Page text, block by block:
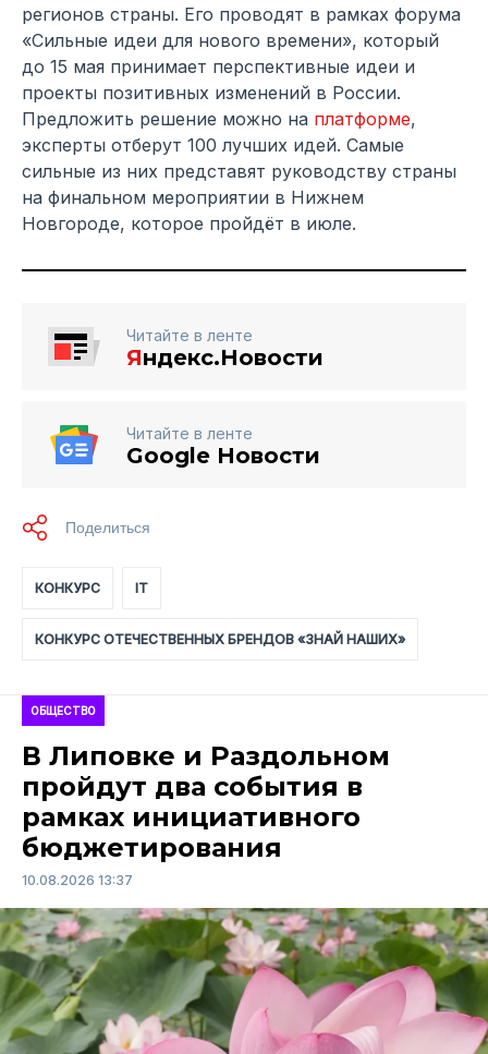
регионов страны. Его проводят в рамках форума
«Сильные идеи для нового времени», который
до 15 мая принимает перспективные идеи и
проекты позитивных изменений в России.
Предложить решение можно на платформе,
эксперты отберут 100 лучших идей. Самые
сильные из них представят руководству страны
на финальном мероприятии в Нижнем
Новгороде, которое пройдёт в июле.
Читайте в ленте
Яндекс.Новости
Читайте в ленте
Google Новости
КОНКУРС IT
КОНКУРС ОТЕЧЕСТВЕННЫХ БРЕНДОВ «ЗНАЙ НАШИХ»
ОБЩЕСТВО
В Липовке и Раздольном
пройдут два события в
рамках инициативного
бюджетирования
10.08.2026 13:37